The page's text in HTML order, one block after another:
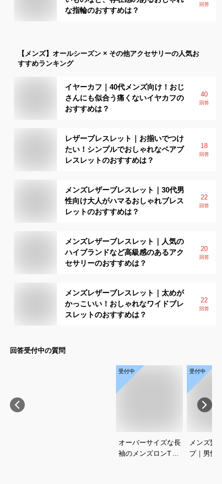
な指輪のおすすめは？
回答
【メンズ】 オールシーズン × その他アクセサリーの人気お
すすめランキング
イヤーカフ｜40代メンズ向け！おじ
さんにも似合う痛くないイヤカフの
おすすめは？
40
回答
レザーブレスレット｜お揃いでつけ
たい！シンプルでおしゃれなペアブ
レスレットのおすすめは？
18
回答
メンズレザーブレスレット｜30代男
性向け大人がハマるおしゃれブレス
レットのおすすめは？
22
回答
メンズレザーブレスレット｜人気の
ハイブランドなど高級感のあるアク
セサリーのおすすめは？
20
回答
メンズレザーブレスレット｜太めが
かっこいい！おしゃれなワイドブレ
スレットのおすすめは？
22
回答
回答受付中の質問
受付中
オーバーサイズな長
袖のメンズロンT｜
受付中
メンズ髪
プ｜男性